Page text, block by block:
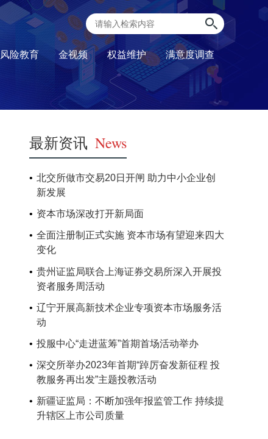
风险教育 金视频 权益维护 满意度调查
最新资讯 News
北交所做市交易20日开闸 助力中小企业创
新发展
资本市场深改打开新局面
全面注册制正式实施 资本市场有望迎来四大
变化
贵州证监局联合上海证券交易所深入开展投
资者服务周活动
辽宁开展高新技术企业专项资本市场服务活
动
投服中心“走进蓝筹”首期首场活动举办
深交所举办2023年首期“踔厉奋发新征程 投
教服务再出发”主题投教活动
新疆证监局：不断加强年报监管工作 持续提
升辖区上市公司质量